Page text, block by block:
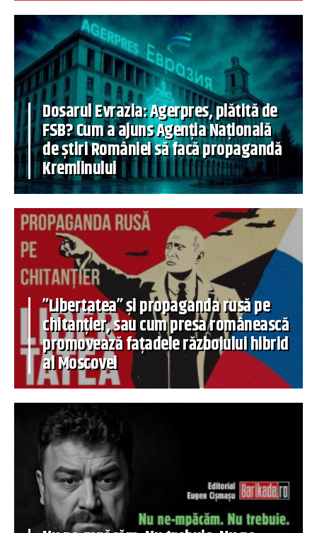
Dosarul Evrazia: Agerpres, plătită de
FSB? Cum a ajuns Agenția Națională
de știri României să facă propagandă
Kremlinului
”Libertatea” și propaganda rusă pe
chitanțier, sau cum presa românească
promovează fațadele războiului hibrid
al Moscovei